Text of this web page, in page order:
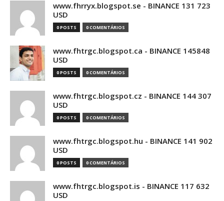
www.fhrryx.blogspot.se - BINANCE 131 723
USD
0 POSTS 0 COMENTÁRIOS
www.fhtrgc.blogspot.ca - BINANCE 145848
USD
0 POSTS 0 COMENTÁRIOS
www.fhtrgc.blogspot.cz - BINANCE 144 307
USD
0 POSTS 0 COMENTÁRIOS
www.fhtrgc.blogspot.hu - BINANCE 141 902
USD
0 POSTS 0 COMENTÁRIOS
www.fhtrgc.blogspot.is - BINANCE 117 632
USD